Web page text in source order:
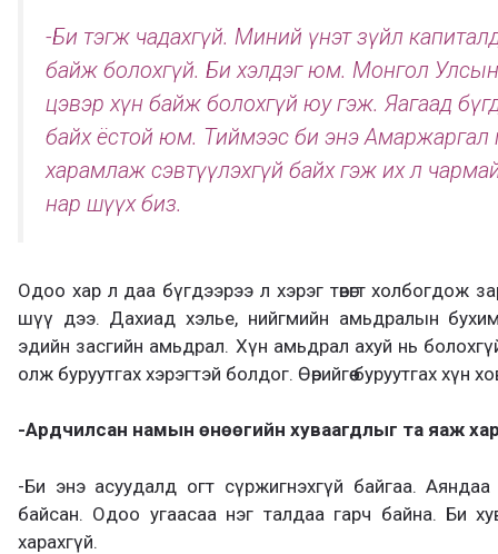
-Би тэгж чадахгүй. Миний үнэт зүйл
байж болохгүй. Би хэлдэг юм. Монгол Улсын
цэвэр хүн байж болохгүй юу гэж. Яагаад
байх ёстой юм. Тиймээс би энэ Амаржаргал
харамлаж сэвтүүлэхгүй байх гэж их л
нар шүүх биз.
Одоо хар л даа бүгдээрээ л хэрэг төвөгт холбогдож
шүү дээ. Дахиад хэлье, нийгмийн амьдралын
эдийн засгийн амьдрал. Хүн амьдрал ахуй нь
олж буруутгах хэрэгтэй болдог. Өөрийгөө буруутгах хүн
-Ардчилсан намын өнөөгийн хуваагдлыг та яаж
-Би энэ асуудалд огт сүржигнэхгүй байгаа.
байсан. Одоо угаасаа нэг талдаа гарч байна. Би
харахгүй.